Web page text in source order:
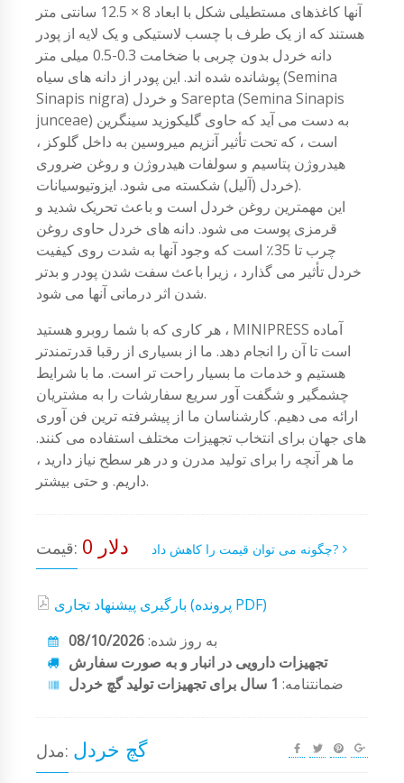
آنها کاغذهای مستطیلی شکل با ابعاد 8 × 12.5 سانتی متر
هستند که از یک طرف با چسب لاستیکی و یک لایه از پودر
دانه خردل بدون چربی با ضخامت 0.3-0.5 میلی متر
پوشانده شده اند. این پودر از دانه های سیاه (Semina
Sinapis nigra) و خردل Sarepta (Semina Sinapis
junceae) به دست می آید که حاوی گلیکوزید سینگرین
است ، که تحت تأثیر آنزیم میروسین به داخل گلوکز ،
هیدروژن پتاسیم و سولفات هیدروژن و روغن ضروری
خردل (آلیل) شکسته می شود. ایزوتیوسیانات).
این مهمترین روغن خردل است و باعث تحریک شدید و
قرمزی پوست می شود. دانه های خردل حاوی روغن
چرب تا 35٪ است که وجود آنها به شدت روی کیفیت
خردل تأثیر می گذارد ، زیرا باعث سفت شدن پودر و بدتر
شدن اثر درمانی آنها می شود.
هر کاری که با شما روبرو هستید ، MINIPRESS آماده
است تا آن را انجام دهد. ما از بسیاری از رقبا قدرتمندتر
هستیم و خدمات ما بسیار راحت تر است. ما با شرایط
چشمگیر و شگفت آور سریع سفارشات را به مشتریان
ارائه می دهیم. کارشناسان ما از پیشرفته ترین فن آوری
های جهان برای انتخاب تجهیزات مختلف استفاده می کنند.
ما هر آنچه را برای تولید مدرن و در هر سطح نیاز دارید ،
داریم. و حتی بیشتر.
قیمت: 0 دلار چگونه می توان قیمت را کاهش داد?
بارگیری پیشنهاد تجاری (پرونده PDF)
به روز شده:08/10/2026
تجهیزات دارویی در انبار و به صورت سفارش
ضمانتنامه: 1 سال برای تجهیزات تولید گچ خردل
مدل: گچ خردل